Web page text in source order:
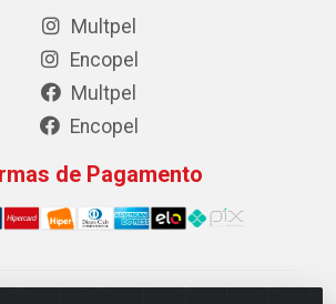
Multpel
Encopel
Multpel
Encopel
de Pagamento